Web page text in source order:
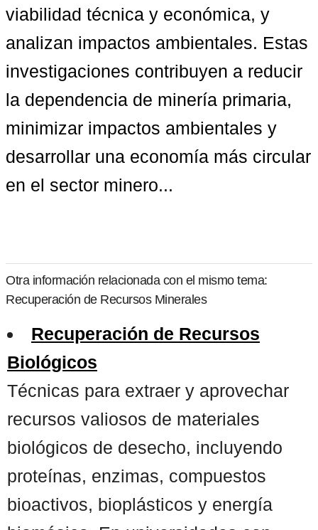
viabilidad técnica y económica, y
analizan impactos ambientales. Estas
investigaciones contribuyen a reducir
la dependencia de minería primaria,
minimizar impactos ambientales y
desarrollar una economía más circular
en el sector minero...
Otra información relacionada con el mismo tema:
Recuperación de Recursos Minerales
Recuperación de Recursos
Biológicos
Técnicas para extraer y aprovechar
recursos valiosos de materiales
biológicos de desecho, incluyendo
proteínas, enzimas, compuestos
bioactivos, bioplásticos y energía